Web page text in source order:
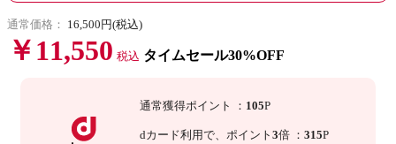
通常価格： 16,500円(税込)
￥11,550 税込 タイムセール30%OFF
通常獲得ポイント ： 105P
dカード利用で、 ポイント 3倍 ： 315P